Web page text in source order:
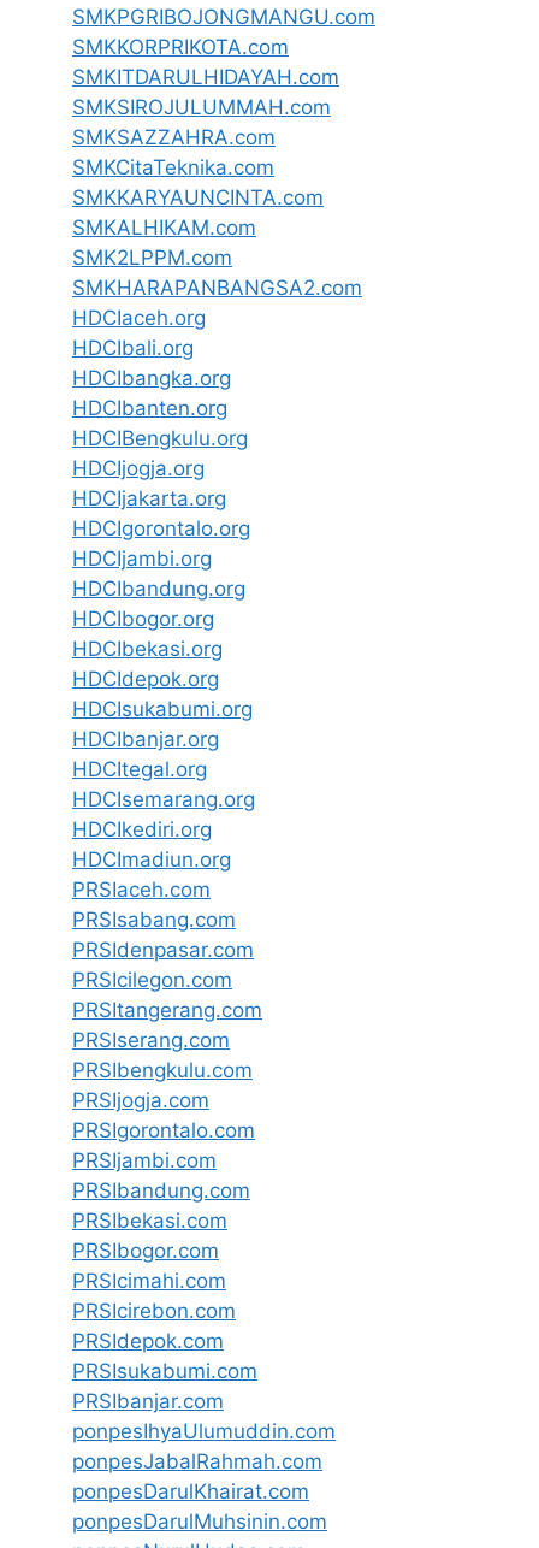
SMKPGRIBOJONGMANGU.com
SMKKORPRIKOTA.com
SMKITDARULHIDAYAH.com
SMKSIROJULUMMAH.com
SMKSAZZAHRA.com
SMKCitaTeknika.com
SMKKARYAUNCINTA.com
SMKALHIKAM.com
SMK2LPPM.com
SMKHARAPANBANGSA2.com
HDCIaceh.org
HDCIbali.org
HDCIbangka.org
HDCIbanten.org
HDCIBengkulu.org
HDCIjogja.org
HDCIjakarta.org
HDCIgorontalo.org
HDCIjambi.org
HDCIbandung.org
HDCIbogor.org
HDCIbekasi.org
HDCIdepok.org
HDCIsukabumi.org
HDCIbanjar.org
HDCItegal.org
HDCIsemarang.org
HDCIkediri.org
HDCImadiun.org
PRSIaceh.com
PRSIsabang.com
PRSIdenpasar.com
PRSIcilegon.com
PRSItangerang.com
PRSIserang.com
PRSIbengkulu.com
PRSIjogja.com
PRSIgorontalo.com
PRSIjambi.com
PRSIbandung.com
PRSIbekasi.com
PRSIbogor.com
PRSIcimahi.com
PRSIcirebon.com
PRSIdepok.com
PRSIsukabumi.com
PRSIbanjar.com
ponpesIhyaUlumuddin.com
ponpesJabalRahmah.com
ponpesDarulKhairat.com
ponpesDarulMuhsinin.com